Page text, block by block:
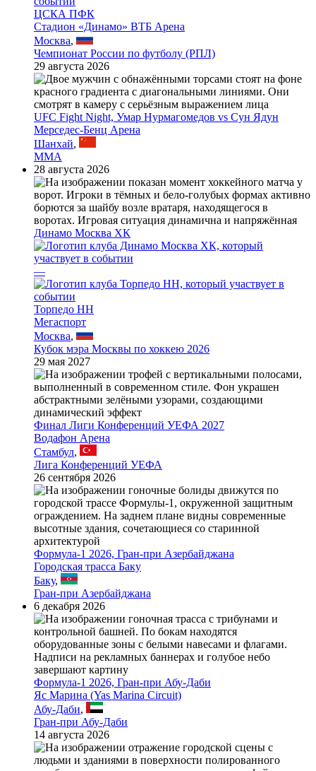
ЦСКА ПФК
Стадион «Динамо» ВТБ Арена
Москва,
Чемпионат России по футболу (РПЛ)
29 августа 2026
UFC Fight Night, Умар Нурмагомедов vs Сун Ядун
Мерседес-Бенц Арена
Шанхай,
MMA
28 августа 2026
Динамо Москва ХК
—
Торпедо НН
Мегаспорт
Москва,
Кубок мэра Москвы по хоккею 2026
29 мая 2027
Финал Лиги Конференций УЕФА 2027
Водафон Арена
Стамбул,
Лига Конференций УЕФА
26 сентября 2026
Формула-1 2026, Гран-при Азербайджана
Городская трасса Баку
Баку,
Гран-при Азербайджана
6 декабря 2026
Формула-1 2026, Гран-при Абу-Даби
Яс Марина (Yas Marina Circuit)
Абу-Даби,
Гран-при Абу-Даби
14 августа 2026